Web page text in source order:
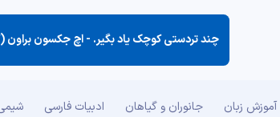
چند تردستی كوچك یاد بگیر. -اچ جکسون براون
آموزش زبان جانوران و گیاهان ادبیات فارسی